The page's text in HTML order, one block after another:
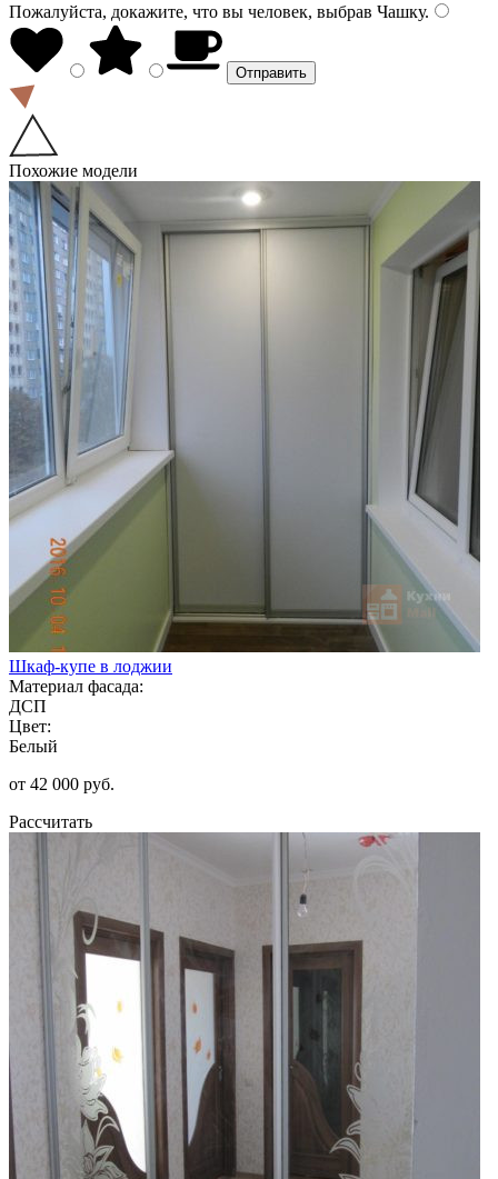
Пожалуйста, докажите, что вы человек, выбрав Чашку.
Похожие модели
Шкаф-купе в лоджии
Материал фасада:
ДСП
Цвет:
Белый
от 42 000 руб.
Рассчитать